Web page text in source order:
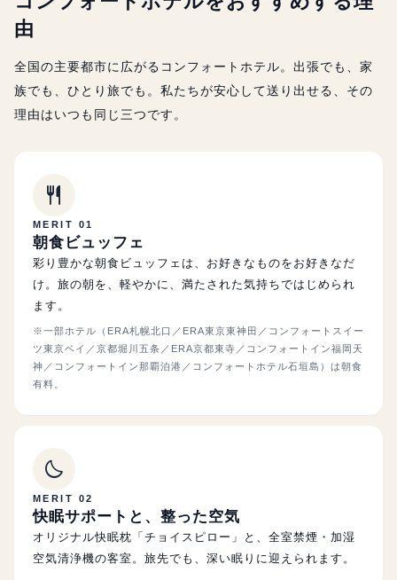
由
全国の主要都市に広がるコンフォートホテル。出張でも、家
族でも、ひとり旅でも。私たちが安心して送り出せる、その
理由はいつも同じ三つです。
restaurant
MERIT 01
朝食ビュッフェ
彩り豊かな朝食ビュッフェは、お好きなものをお好きなだ
け。旅の朝を、軽やかに、満たされた気持ちではじめられ
ます。
※一部ホテル（ERA札幌北口／ERA東京東神田／コンフォートスイー
ツ東京ベイ／京都堀川五条／ERA京都東寺／コンフォートイン福岡天
神／コンフォートイン那覇泊港／コンフォートホテル石垣島）は朝食
有料。
bedtime
MERIT 02
快眠サポートと、整った空気
オリジナル快眠枕「チョイスピロー」と、全室禁煙・加湿
空気清浄機の客室。旅先でも、深い眠りに迎えられます。